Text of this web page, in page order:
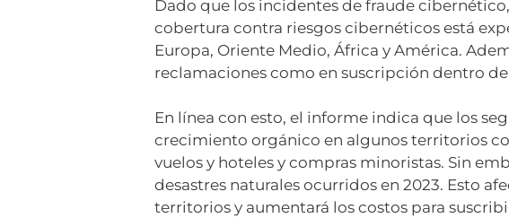
Dado que los incidentes de fraude
cobertura contra riesgos cibernéticos está
Europa, Oriente Medio, África y América.
reclamaciones como en suscripción dentro
En línea con esto, el informe indica que los
crecimiento orgánico en algunos territorios
vuelos y hoteles y compras minoristas. Sin
desastres naturales ocurridos en 2023. Esto
territorios y aumentará los costos para